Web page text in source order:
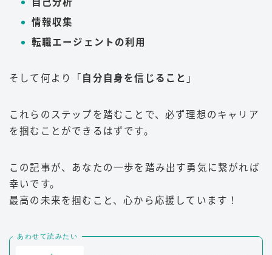
自己分析
情報収集
転職エージェントの利用
そして何より「 自分自身を信じること 」
これらのステップを踏むことで、必ず理想のキャリア
を掴むことができるはずです。
この記事が、あなたの一歩を踏み出す勇気に繋がれば
幸いです。
最高の未来を掴むこと、心から応援しています！
あわせて読みたい